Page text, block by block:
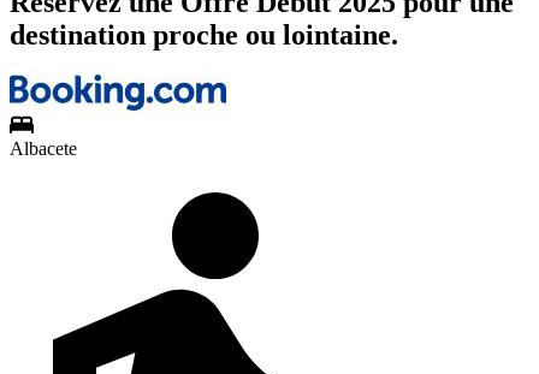
destination proche ou lointaine.
Albacete